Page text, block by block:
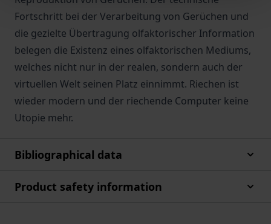
Fortschritt bei der Verarbeitung von Gerüchen und
die gezielte Übertragung olfaktorischer Information
belegen die Existenz eines olfaktorischen Mediums,
welches nicht nur in der realen, sondern auch der
virtuellen Welt seinen Platz einnimmt. Riechen ist
wieder modern und der riechende Computer keine
Utopie mehr.
Bibliographical data
Product safety information